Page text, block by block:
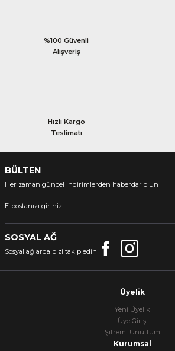
%100 Güvenli
Alışveriş
Hızlı Kargo
Teslimatı
BÜLTEN
Her zaman güncel indirimlerden haberdar olun
SOSYAL AĞ
Sosyal ağlarda bizi takip edin
Üyelik
Yeni Üyelik
Üye Girişi
Şifremi Unuttum
Kurumsal